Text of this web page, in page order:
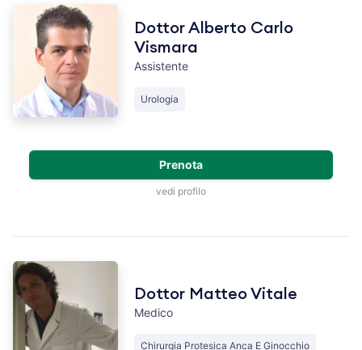
Dottor Alberto Carlo
Vismara
Assistente
Urologia
Prenota
vedi profilo
Dottor Matteo Vitale
Medico
Chirurgia Protesica Anca E Ginocchio